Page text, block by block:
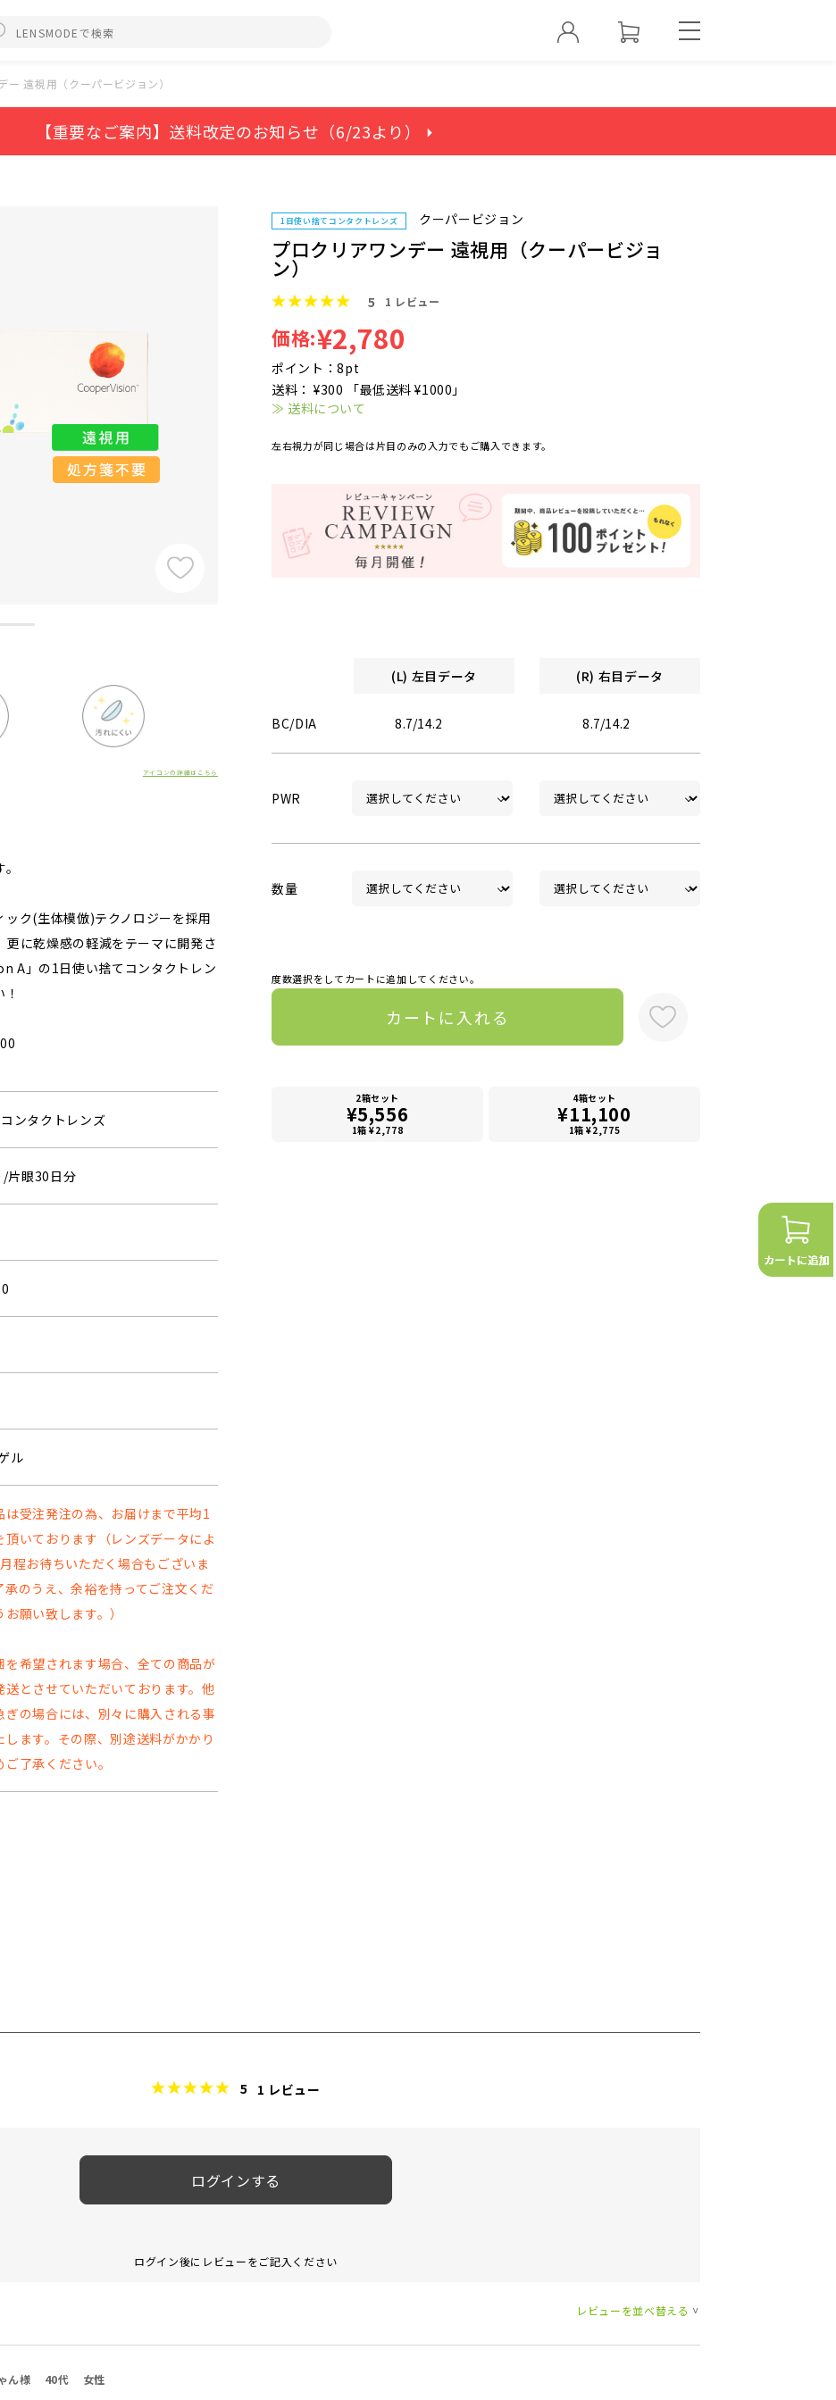
ー 遠視用（クーパービジョン）
【重要なご案内】送料改定のお知らせ（6/23より） ⏵
アイコンの詳細はこちら
ク(生体模倣)テクノロジーを採用
に乾燥感の軽減をテーマに開発さ
A」の1日使い捨てコンタクトレン
ンタクトレンズ
片眼30日分
ル
は受注発注の為、お届けまで平均1
頂いております（レンズデータによ
程お待ちいただく場合もございま
承のうえ、余裕を持ってご注文くだ
願い致します。）
を希望されます場合、全ての商品が
送とさせていただいております。他
ぎの場合には、別々に購入される事
します。その際、別途送料がかかり
了承ください。
1日使い捨てコンタクトレンズ クーパービジョン
プロクリアワンデー 遠視用（クーパービジョ
ン）
5 1 レビュー
価格:¥2,780
ポイント：8pt
送料： ¥300 「最低送料 ¥1000」
≫ 送料について
左右視力が同じ場合は片目のみの入力でもご購入できます。
(L) 左目データ (R) 右目データ
BC/DIA 8.7/14.2 8.7/14.2
PWR
数量
度数選択をしてカートに追加してください。
カートに入れる
2箱セット
¥5,556
1箱 ¥2,778
4箱セット
¥11,100
1箱 ¥2,775
5 1 レビュー
ログインする
ログイン後にレビューをご記入ください
レビューを並べ替える >
ん様 40代 女性